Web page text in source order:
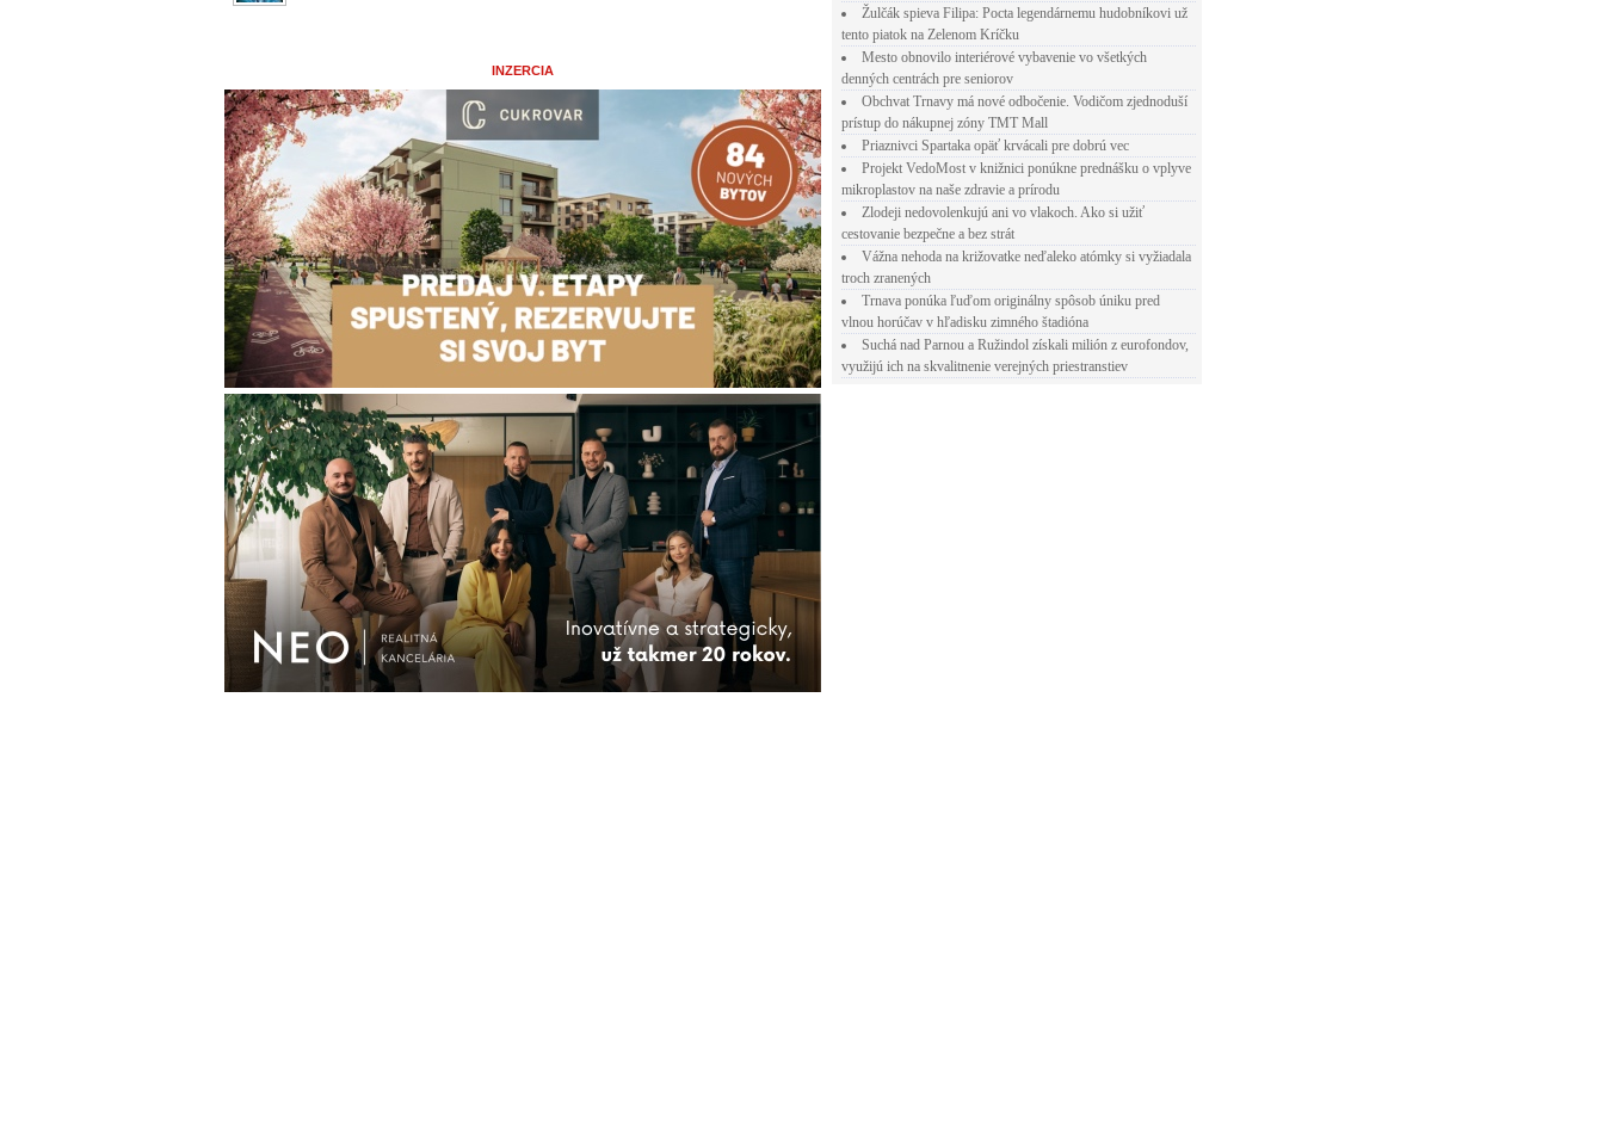
INZERCIA
Žulčák spieva Filipa: Pocta legendárnemu hudobníkovi už
tento piatok na Zelenom Kríčku
Mesto obnovilo interiérové vybavenie vo všetkých
denných centrách pre seniorov
Obchvat Trnavy má nové odbočenie. Vodičom zjednoduší
prístup do nákupnej zóny TMT Mall
Priaznivci Spartaka opäť krvácali pre dobrú vec
Projekt VedoMost v knižnici ponúkne prednášku o vplyve
mikroplastov na naše zdravie a prírodu
Zlodeji nedovolenkujú ani vo vlakoch. Ako si užiť
cestovanie bezpečne a bez strát
Vážna nehoda na križovatke neďaleko atómky si vyžiadala
troch zranených
Trnava ponúka ľuďom originálny spôsob úniku pred
vlnou horúčav v hľadisku zimného štadióna
Suchá nad Parnou a Ružindol získali milión z eurofondov,
využijú ich na skvalitnenie verejných priestranstiev